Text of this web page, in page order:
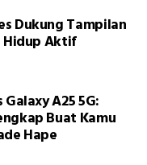
Dukung Tampilan
Hidup Aktif
A25 5G:
Buat Kamu
Hape